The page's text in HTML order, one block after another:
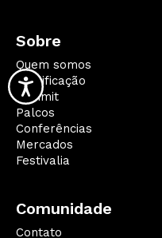
Sobre
Quem somos
Qualificação
Summit
Palcos
Conferências
Mercados
Festivalia
Comunidade
Contato